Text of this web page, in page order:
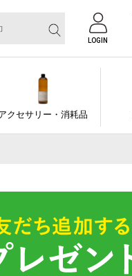
LOGIN
クセサリー・消耗品